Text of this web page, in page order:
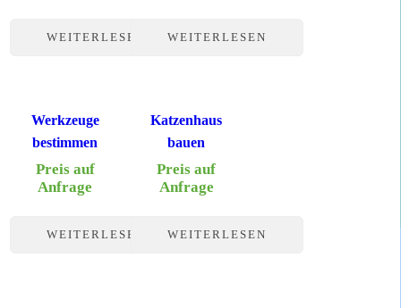
WEITERLESEN WEITERLESEN
Werkzeuge
bestimmen
Preis auf
Anfrage
WEITERLESEN
Katzenhaus
bauen
Preis auf
Anfrage
WEITERLESEN